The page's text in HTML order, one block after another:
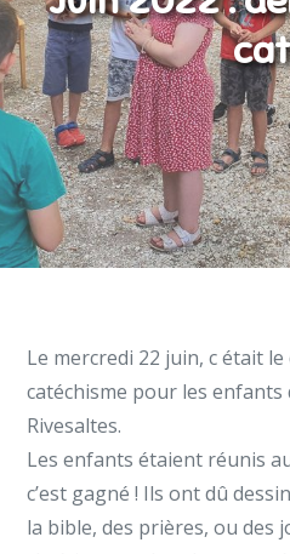
Le mercredi 22 juin, c était
catéchisme pour les
Rivesaltes.
Les enfants étaient réunis
c’est gagné ! Ils ont dû
la bible, des prières, ou des